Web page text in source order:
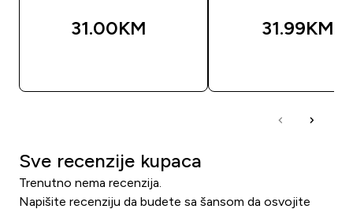
31.00KM‎ 31.99KM‎
Sve recenzije kupaca
Trenutno nema recenzija.
Napišite recenziju da budete sa šansom da osvojite